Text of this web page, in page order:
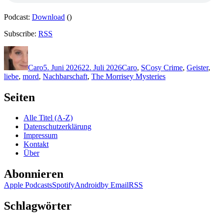
Podcast: Download ()
Subscribe: RSS
Autor
Caro5. Juni 202622. Juli 2026Caro, SCosy Crime, Geister,
liebe, mord, Nachbarschaft, The Morrisey Mysteries
Seiten
Alle Titel (A-Z)
Datenschutzerklärung
Impressum
Kontakt
Über
Abonnieren
Apple PodcastsSpotifyAndroidby EmailRSS
Schlagwörter